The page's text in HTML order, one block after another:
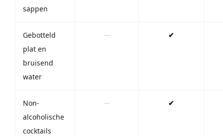
sappen
Gebotteld
plat en
bruisend
water
— ✔
Non-
alcoholische
cocktails
— ✔